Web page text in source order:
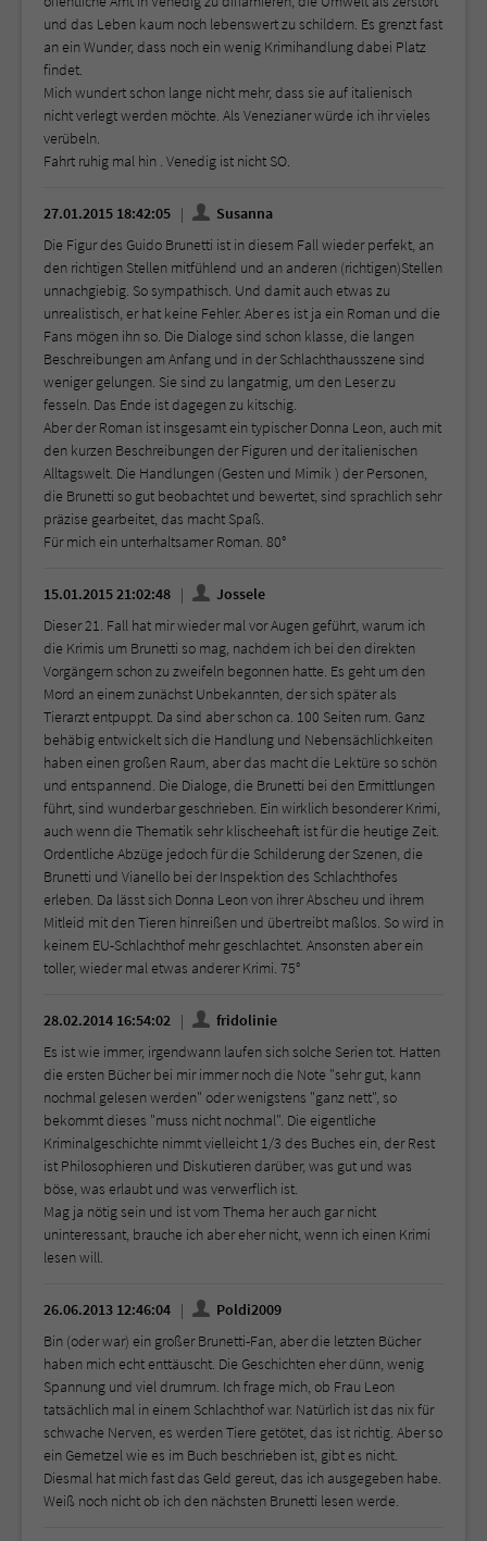
und das Leben kaum noch lebenswert zu schildern. Es grenzt fast
an ein Wunder, dass noch ein wenig Krimihandlung dabei Platz
findet.
Mich wundert schon lange nicht mehr, dass sie auf italienisch
nicht verlegt werden möchte. Als Venezianer würde ich ihr vieles
verübeln.
Fahrt ruhig mal hin . Venedig ist nicht SO.
27.01.2015 18:42:05
Susanna
Die Figur des Guido Brunetti ist in diesem Fall wieder perfekt, an
den richtigen Stellen mitfühlend und an anderen (richtigen)Stellen
unnachgiebig. So sympathisch. Und damit auch etwas zu
unrealistisch, er hat keine Fehler. Aber es ist ja ein Roman und die
Fans mögen ihn so. Die Dialoge sind schon klasse, die langen
Beschreibungen am Anfang und in der Schlachthausszene sind
weniger gelungen. Sie sind zu langatmig, um den Leser zu
fesseln. Das Ende ist dagegen zu kitschig.
Aber der Roman ist insgesamt ein typischer Donna Leon, auch mit
den kurzen Beschreibungen der Figuren und der italienischen
Alltagswelt. Die Handlungen (Gesten und Mimik ) der Personen,
die Brunetti so gut beobachtet und bewertet, sind sprachlich sehr
präzise gearbeitet, das macht Spaß.
Für mich ein unterhaltsamer Roman. 80°
15.01.2015 21:02:48
Jossele
Dieser 21. Fall hat mir wieder mal vor Augen geführt, warum ich
die Krimis um Brunetti so mag, nachdem ich bei den direkten
Vorgängern schon zu zweifeln begonnen hatte. Es geht um den
Mord an einem zunächst Unbekannten, der sich später als
Tierarzt entpuppt. Da sind aber schon ca. 100 Seiten rum. Ganz
behäbig entwickelt sich die Handlung und Nebensächlichkeiten
haben einen großen Raum, aber das macht die Lektüre so schön
und entspannend. Die Dialoge, die Brunetti bei den Ermittlungen
führt, sind wunderbar geschrieben. Ein wirklich besonderer Krimi,
auch wenn die Thematik sehr klischeehaft ist für die heutige Zeit.
Ordentliche Abzüge jedoch für die Schilderung der Szenen, die
Brunetti und Vianello bei der Inspektion des Schlachthofes
erleben. Da lässt sich Donna Leon von ihrer Abscheu und ihrem
Mitleid mit den Tieren hinreißen und übertreibt maßlos. So wird in
keinem EU-Schlachthof mehr geschlachtet. Ansonsten aber ein
toller, wieder mal etwas anderer Krimi. 75°
28.02.2014 16:54:02
fridolinie
Es ist wie immer, irgendwann laufen sich solche Serien tot. Hatten
die ersten Bücher bei mir immer noch die Note "sehr gut, kann
nochmal gelesen werden" oder wenigstens "ganz nett", so
bekommt dieses "muss nicht nochmal". Die eigentliche
Kriminalgeschichte nimmt vielleicht 1/3 des Buches ein, der Rest
ist Philosophieren und Diskutieren darüber, was gut und was
böse, was erlaubt und was verwerflich ist.
Mag ja nötig sein und ist vom Thema her auch gar nicht
uninteressant, brauche ich aber eher nicht, wenn ich einen Krimi
lesen will.
26.06.2013 12:46:04
Poldi2009
Bin (oder war) ein großer Brunetti-Fan, aber die letzten Bücher
haben mich echt enttäuscht. Die Geschichten eher dünn, wenig
Spannung und viel drumrum. Ich frage mich, ob Frau Leon
tatsächlich mal in einem Schlachthof war. Natürlich ist das nix für
schwache Nerven, es werden Tiere getötet, das ist richtig. Aber so
ein Gemetzel wie es im Buch beschrieben ist, gibt es nicht.
Diesmal hat mich fast das Geld gereut, das ich ausgegeben habe.
Weiß noch nicht ob ich den nächsten Brunetti lesen werde.